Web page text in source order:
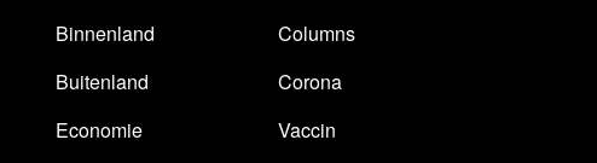
Binnenland
Buitenland
Economie
Columns
Corona
Vaccin